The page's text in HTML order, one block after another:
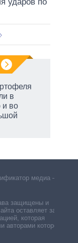
ударов по
в
и во
медиа –
защищены и
оставляет за
которая
авторами которой